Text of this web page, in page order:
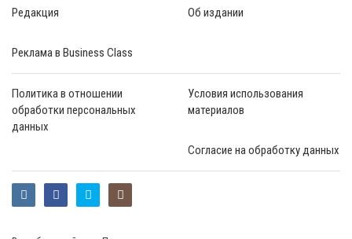
Редакция Об издании
Реклама в Business Class
Политика в отношении
обработки персональных
данных
Условия использования
материалов
Согласие на обработку данных